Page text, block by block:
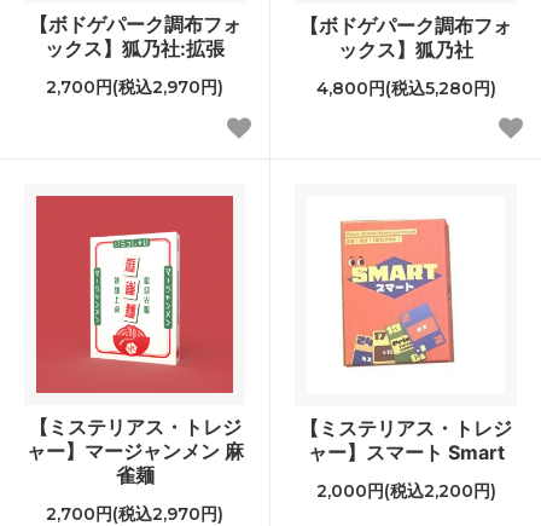
【ボドゲパーク調布フォ
ックス】狐乃社:拡張
2,700円(税込2,970円)
【ボドゲパーク調布フォ
ックス】狐乃社
4,800円(税込5,280円)
【ミステリアス・トレジ
ャー】マージャンメン 麻
雀麺
2,700円(税込2,970円)
【ミステリアス・トレジ
ャー】スマート Smart
2,000円(税込2,200円)